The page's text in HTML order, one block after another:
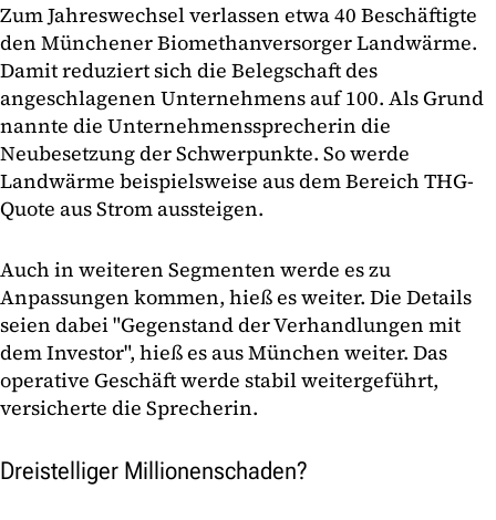
Zum Jahreswechsel verlassen etwa 40 Beschäftigte
den Münchener Biomethanversorger Landwärme.
Damit reduziert sich die Belegschaft des
angeschlagenen Unternehmens auf 100. Als Grund
nannte die Unternehmenssprecherin die
Neubesetzung der Schwerpunkte. So werde
Landwärme beispielsweise aus dem Bereich THG-
Quote aus Strom aussteigen.
Auch in weiteren Segmenten werde es zu
Anpassungen kommen, hieß es weiter. Die Details
seien dabei "Gegenstand der Verhandlungen mit
dem Investor", hieß es aus München weiter. Das
operative Geschäft werde stabil weitergeführt,
versicherte die Sprecherin.
Dreistelliger Millionenschaden?